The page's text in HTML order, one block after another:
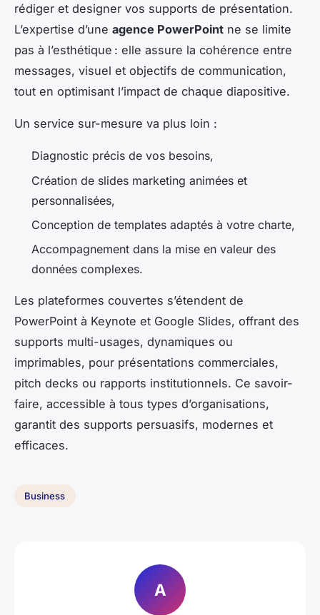
rédiger et designer vos supports de présentation.
L’expertise d’une agence PowerPoint ne se limite
pas à l’esthétique : elle assure la cohérence entre
messages, visuel et objectifs de communication,
tout en optimisant l’impact de chaque diapositive.
Un service sur-mesure va plus loin :
Diagnostic précis de vos besoins,
Création de slides marketing animées et
personnalisées,
Conception de templates adaptés à votre charte,
Accompagnement dans la mise en valeur des
données complexes.
Les plateformes couvertes s’étendent de
PowerPoint à Keynote et Google Slides, offrant des
supports multi-usages, dynamiques ou
imprimables, pour présentations commerciales,
pitch decks ou rapports institutionnels. Ce savoir-
faire, accessible à tous types d’organisations,
garantit des supports persuasifs, modernes et
efficaces.
Business
A